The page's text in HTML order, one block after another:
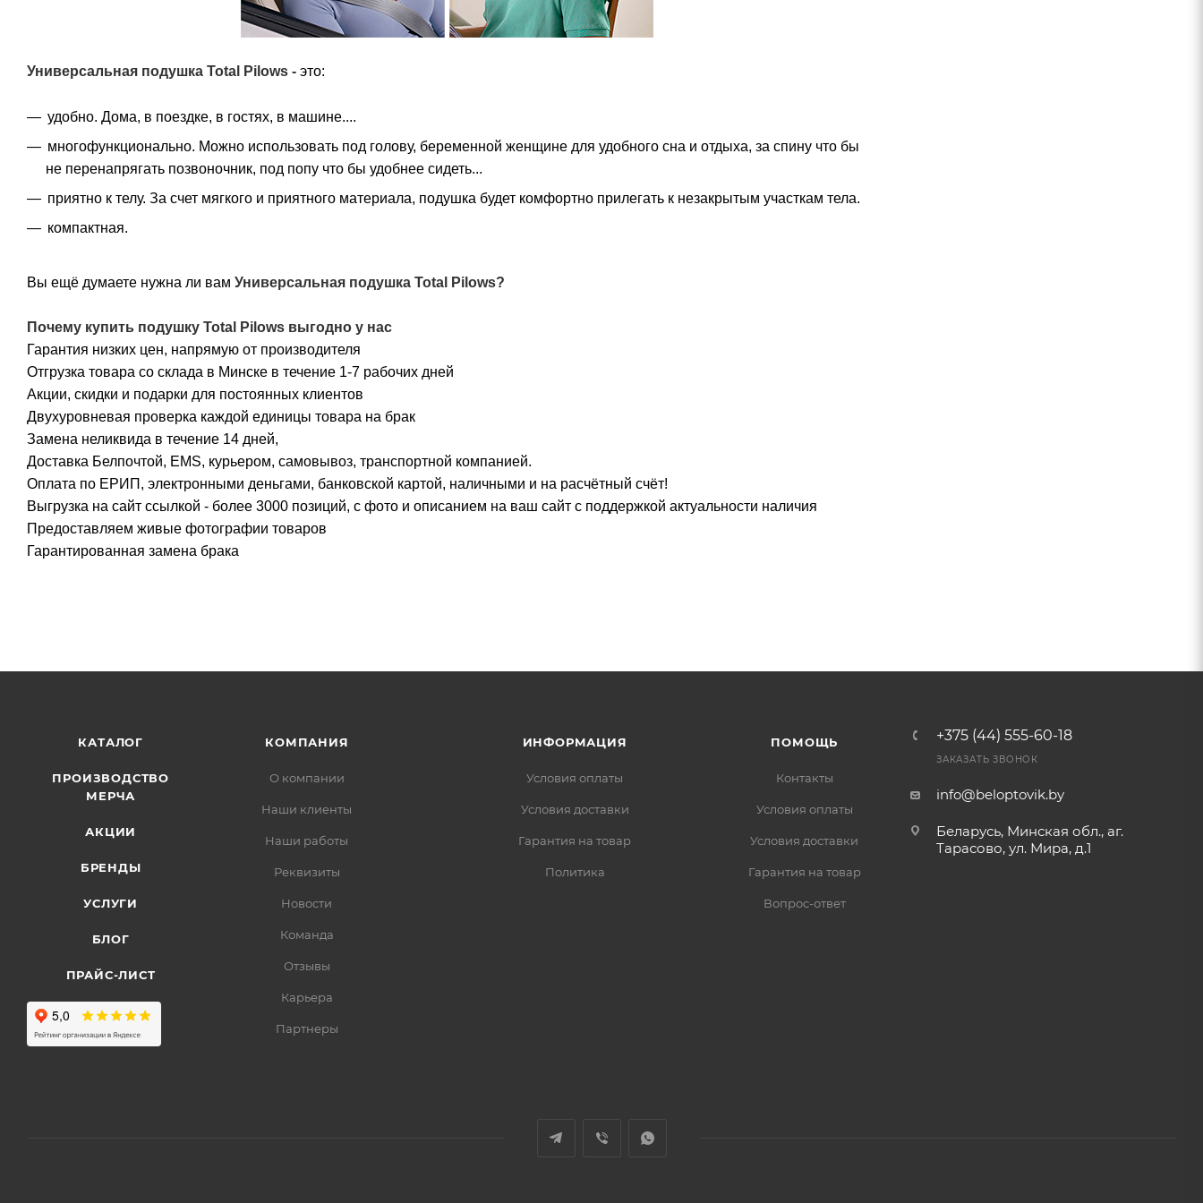
Универсальная подушка Total Pilows - это:
удобно. Дома, в поездке, в гостях, в машине....
многофункционально. Можно использовать под голову, беременной женщине для удобного сна и отдыха, за спину что бы
не перенапрягать позвоночник, под попу что бы удобнее сидеть...
приятно к телу. За счет мягкого и приятного материала, подушка будет комфортно прилегать к незакрытым участкам тела.
компактная.
Вы ещё думаете нужна ли вам Универсальная подушка Total Pilows?
Почему купить подушку Total Pilows выгодно у нас
Гарантия низких цен, напрямую от производителя
Отгрузка товара со склада в Минске в течение 1-7 рабочих дней
Акции, скидки и подарки для постоянных клиентов
Двухуровневая проверка каждой единицы товара на брак
Замена неликвида в течение 14 дней,
Доставка Белпочтой, EMS, курьером, самовывоз, транспортной компанией.
Оплата по ЕРИП, электронными деньгами, банковской картой, наличными и на расчётный счёт!
Выгрузка на сайт ссылкой - более 3000 позиций, с фото и описанием на ваш сайт с поддержкой актуальности наличия
Предоставляем живые фотографии товаров
Гарантированная замена брака
КАТАЛОГ
ПРОИЗВОДСТВО
МЕРЧА
АКЦИИ
БРЕНДЫ
УСЛУГИ
БЛОГ
ПРАЙС-ЛИСТ
КОМПАНИЯ
О компании
Наши клиенты
Наши работы
Реквизиты
Новости
Команда
Отзывы
Карьера
Партнеры
ИНФОРМАЦИЯ
Условия оплаты
Условия доставки
Гарантия на товар
Политика
ПОМОЩЬ
Контакты
Условия оплаты
Условия доставки
Гарантия на товар
Вопрос-ответ
+375 (44) 555-60-18
ЗАКАЗАТЬ ЗВОНОК
info@beloptovik.by
Беларусь, Минская обл., аг.
Тарасово, ул. Мира, д.1